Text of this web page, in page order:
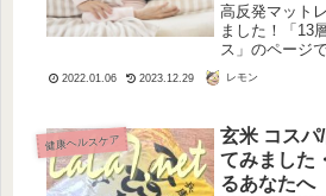
高反発マット
ました！「13
ス」のページ
ーに、「一枚
を比べていま
し...
2022.01.06 2023.12.29 レモン
健康ヘルスケア
玄米 コス
てみました
るあなたへ